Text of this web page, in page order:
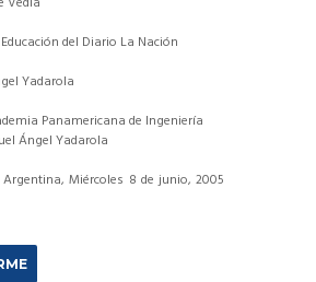
del Diario La Nación
Yadarola
Panamericana de Ingeniería
Ángel Yadarola
Miércoles 8 de junio, 2005